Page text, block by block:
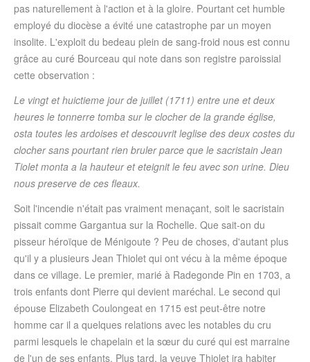
pas naturellement à l'action et à la gloire. Pourtant cet humble
employé du diocèse a évité une catastrophe par un moyen
insolite. L'exploit du bedeau plein de sang-froid nous est connu
grâce au curé Bourceau qui note dans son registre paroissial
cette observation :
Le vingt et huictieme jour de juillet (1711) entre une et deux
heures le tonnerre tomba sur le clocher de la grande église,
osta toutes les ardoises et descouvrit leglise des deux costes du
clocher sans pourtant rien bruler parce que le sacristain Jean
Tiolet monta a la hauteur et eteignit le feu avec son urine. Dieu
nous preserve de ces fleaux.
Soit l'incendie n'était pas vraiment menaçant, soit le sacristain
pissait comme Gargantua sur la Rochelle. Que sait-on du
pisseur héroïque de Ménigoute ? Peu de choses, d'autant plus
qu'il y a plusieurs Jean Thiolet qui ont vécu à la même époque
dans ce village. Le premier, marié à Radegonde Pin en 1703, a
trois enfants dont Pierre qui devient maréchal. Le second qui
épouse Elizabeth Coulongeat en 1715 est peut-être notre
homme car il a quelques relations avec les notables du cru
parmi lesquels le chapelain et la sœur du curé qui est marraine
de l'un de ses enfants. Plus tard, la veuve Thiolet ira habiter